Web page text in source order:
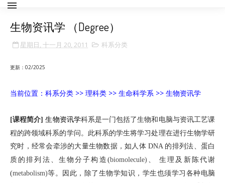
生物资讯学 （Degree）
星期日, 十一月 20, 2011 科系分类
更新：02/2025
当前位置：科系分类 >> 理科类 >> 生命科学系 >> 生物资讯学
[课程简介] 生物资讯学科系是一门包括了生物和电脑与资讯工艺课
程的跨领域科系的学问。此科系的学生将学习处理在进行生物学研
究时，经常会牵涉的大量生物数据，如人体DNA 的排列法、蛋白
质的排列法、生物分子构造 (biomolecule) 、 生理及新陈代谢
(metabolism)等。因此，除了生物学知识，学生也须学习各种电脑